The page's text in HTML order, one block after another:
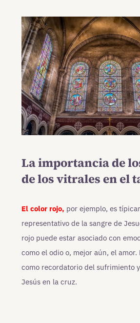
La importancia de
de los vitrales en el
El color rojo, por ejemplo, es
representativo de la sangre de
rojo puede estar asociado con
como el odio o, mejor aún, el amor.
como recordatorio del sufrimiento
Jesús en la cruz.